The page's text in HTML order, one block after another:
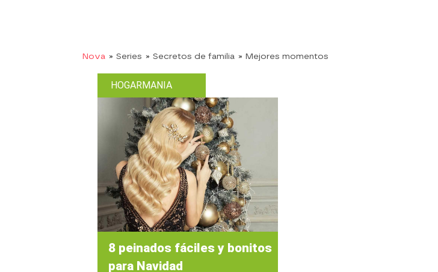
Nova » Series » Secretos de familia » Mejores momentos
HOGARMANIA
8 peinados fáciles y bonitos
para Navidad